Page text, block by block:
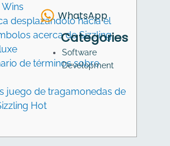
desplazándolo hacia el
acerca de Sizzling
de términos sobre
juego de tragamonedas de
Hot
WhatsApp
Categories
Software
Development